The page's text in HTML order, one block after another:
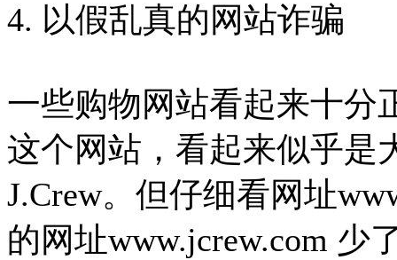
4. 以假乱真的网站诈骗
一些购物网站看起来十分
这个网站，看起来似乎是
J.Crew。但仔细看网址
的网址www.jcrew.com 少